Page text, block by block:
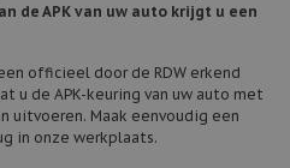
de APK van uw auto krijgt u een
officieel door de RDW erkend
u de APK-keuring van uw auto met
uitvoeren. Maak eenvoudig een
in onze werkplaats.